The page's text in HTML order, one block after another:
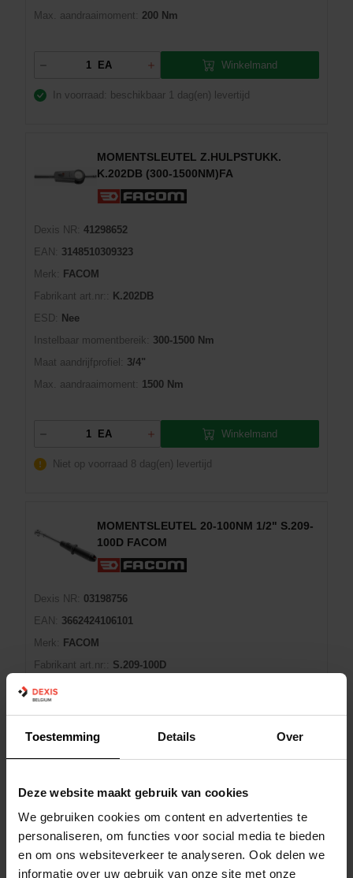
Toestemming Details Over
Deze website maakt gebruik van cookies
We gebruiken cookies om content en advertenties te
personaliseren, om functies voor social media te bieden
en om ons websiteverkeer te analyseren. Ook delen we
informatie over uw gebruik van onze site met onze
Max. aandraaimoment: 200 Nm
EA Winkelmand
In voorraad: beschikbaar 1 dag(en) levertijd
MOMENTSLEUTEL Z.HULPSTUKK.
K.202DB (300-1500NM)FA
Dexis NR: 41298652
EAN:
3148510309323
Merk:
FACOM
Fabrikant art.nr::
K.202DB
ESD:
Nee
Instelbaar momentbereik:
300-1500 Nm
Maat aandrijfprofiel:
3/4"
Max. aandraaimoment:
1500 Nm
EA Winkelmand
Niet op voorraad 8 dag(en) levertijd
MOMENTSLEUTEL 20-100NM 1/2" S.209-
100D FACOM
Dexis NR:
03198756
EAN:
3662424106101
Merk: FACOM
Fabrikant art.nr::
S.209-100D
ESD:
Max. aandraaimoment:
100 Nm
Niet op voorraad 8 dag(en) levertijd